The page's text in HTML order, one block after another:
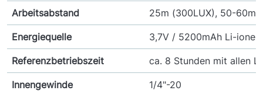
Arbeitsabstand 25m (300LUX), 50-60m
Energiequelle 3,7V / 5200mAh Li-
Referenzbetriebszeit ca. 8 Stunden mit allen
Innengewinde 1/4"-20